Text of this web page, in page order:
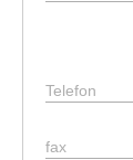
Telefon
fax